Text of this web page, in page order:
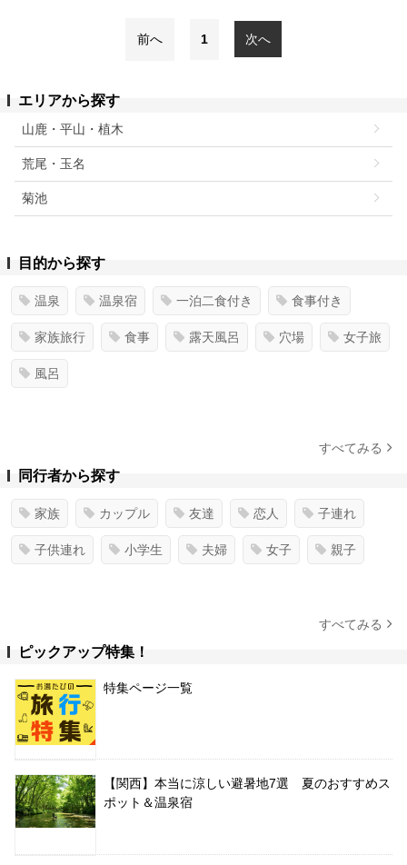
前へ 1 次へ
エリアから探す
山鹿・平山・植木
荒尾・玉名
菊池
目的から探す
温泉 温泉宿 一泊二食付き 食事付き
家族旅行 食事 露天風呂 穴場 女子旅
風呂
すべてみる
同行者から探す
家族 カップル 友達 恋人 子連れ
子供連れ 小学生 夫婦 女子 親子
すべてみる
ピックアップ特集！
特集ページ一覧
【関西】本当に涼しい避暑地7選 夏のおすすめス
ポット＆温泉宿